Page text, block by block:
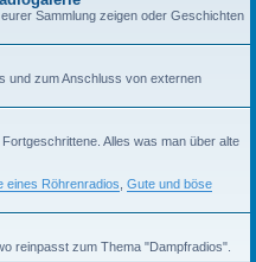
Sammlung zeigen oder Geschichten
und zum Anschluss von externen
Alles was man über alte
eines Röhrenradios Gute und böse
reinpasst zum Thema "Dampfradios".